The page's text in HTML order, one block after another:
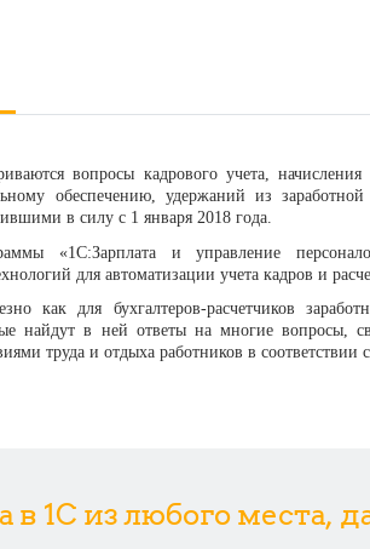
вопросы кадрового учета,
обеспечению, удержаний из
в силу с 1 января 2018 года.
«1С:Зарплата и управление
для автоматизации учета кадров и
как для бухгалтеров-расчетчиков
найдут в ней ответы на многие вопросы,
труда и отдыха работников в
в 1С из любого места,